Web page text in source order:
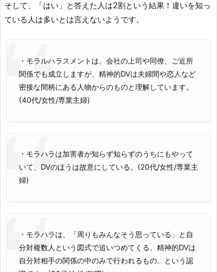
そして、「はい」と答えた人は2割という結果！違いを知っ
ている人は多いとは言えないようです。
・モラルハラスメントは、会社の上司や同僚、ご近所
関係でも成立しますが、精神的DVは夫婦間や恋人など
密接な間柄にある人物からのものと理解しています。
(40代/女性/専業主婦)
・モラハラは加害者が知らず知らずのうちにもやって
いて、DVのほうは故意にしている。(20代/女性/専業主
婦)
・モラハラは、「周りもみんなそう思っている」と自
分対複数人という図式で追いつめてくる。精神的DVは
自分対相手の関係の中のみで行われるもの。という認